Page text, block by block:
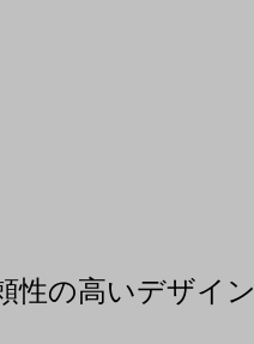
性の高いデザイン